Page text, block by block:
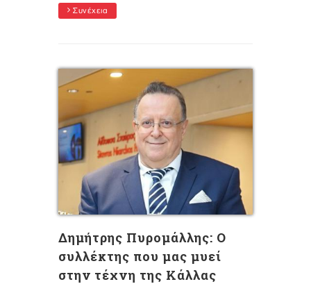
Συνέχεια
Δημήτρης Πυρομάλλης: Ο
συλλέκτης που μας μυεί
στην τέχνη της Κάλλας